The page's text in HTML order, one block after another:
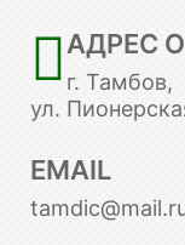
АДРЕС
г. Тамбов,
ул.
EMAIL